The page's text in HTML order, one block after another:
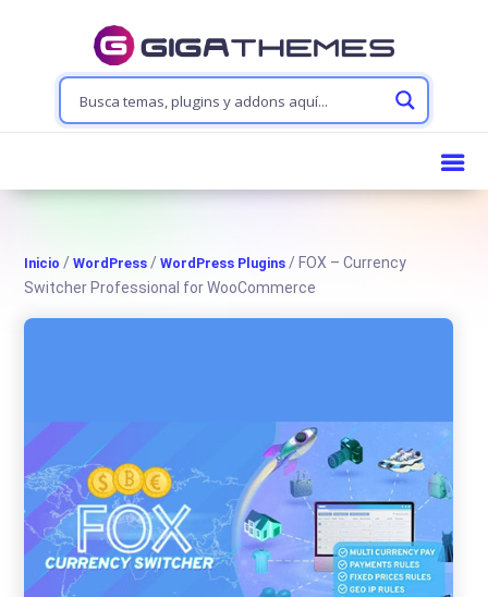
Inicio /WordPress /WordPress Plugins / FOX – Currency
Switcher Professional for WooCommerce